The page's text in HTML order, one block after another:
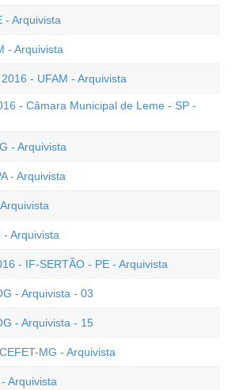
- Arquivista
- Arquivista
- UFAM - Arquivista
- Câmara Municipal de Leme - SP -
- Arquivista
- Arquivista
- Arquivista
- IF-SERTÃO - PE - Arquivista
- Arquivista - 03
- Arquivista - 15
MG - Arquivista
Arquivista